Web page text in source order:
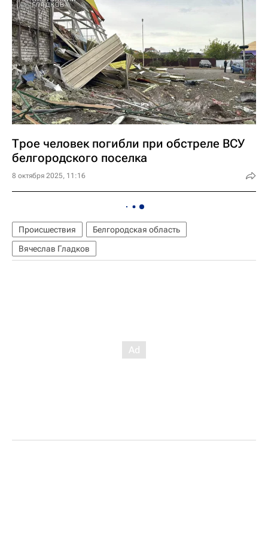
Трое человек погибли при обстреле ВСУ
белгородского поселка
8 октября 2025, 11:16
Происшествия
Белгородская область
Вячеслав Гладков